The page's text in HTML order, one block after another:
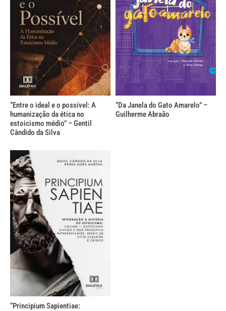
“Entre o ideal e o possível: A
humanização da ética no
estoicismo médio” – Gentil
Cândido da Silva
“Da Janela do Gato Amarelo” –
Guilherme Abraão
“Principium Sapientiae: